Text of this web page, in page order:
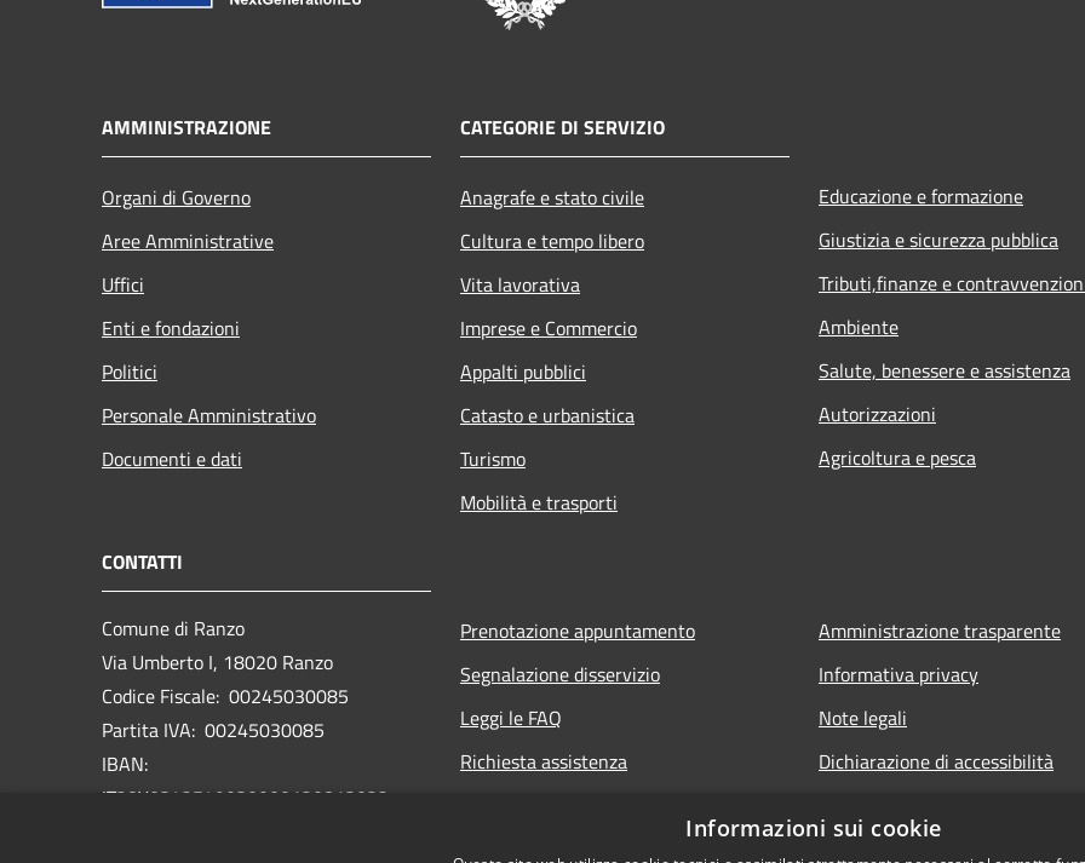
AMMINISTRAZIONE
Organi di Governo
Aree Amministrative
Uffici
Enti e fondazioni
Politici
Personale Amministrativo
Documenti e dati
CATEGORIE DI SERVIZIO
Anagrafe e stato civile
Cultura e tempo libero
Vita lavorativa
Imprese e Commercio
Appalti pubblici
Catasto e urbanistica
Turismo
Mobilità e trasporti
Educazione e formazione
Giustizia e sicurezza pubblica
Tributi,finanze e
Ambiente
Salute, benessere e assistenza
Autorizzazioni
Agricoltura e pesca
CONTATTI
Comune di Ranzo
Via Umberto I, 18020 Ranzo
Codice Fiscale: 00245030085
Partita IVA: 00245030085
IBAN:
IT28Y0342549030000120813022
Prenotazione appuntamento
Segnalazione disservizio
Leggi le FAQ
Richiesta assistenza
Amministrazione trasparente
Informativa privacy
Note legali
Dichiarazione di accessibilità
Informazioni sui cookie